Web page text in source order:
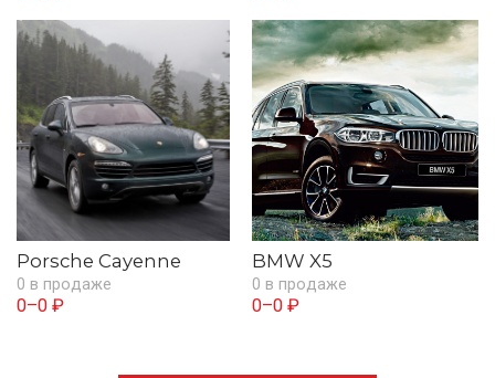
Porsche Cayenne
0 в продаже
0–0 ₽
BMW X5
0 в продаже
0–0 ₽